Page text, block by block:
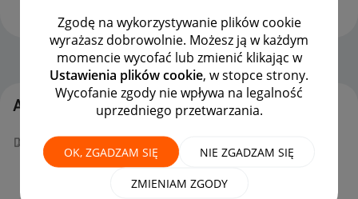
Zgodę na wykorzystywanie plików cookie
wyrażasz dobrowolnie. Możesz ją w każdym
momencie wycofać lub zmienić klikając w
Ustawienia plików cookie, w stopce strony.
Wycofanie zgody nie wpływa na legalność
uprzedniego przetwarzania.
OK, ZGADZAM SIĘ NIE ZGADZAM SIĘ
ZMIENIAM ZGODY
Strona Główna OPCJE
Aktywność msniezek
Twój "W punkt!" dla la_nika w poście
[10.06.2026] Wypłata jest anulowana chwilę po
niesie światu dobro!‎25-06-2026